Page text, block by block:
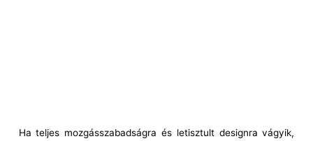
Ha teljes mozgásszabadságra és letisztult designra vágyik,